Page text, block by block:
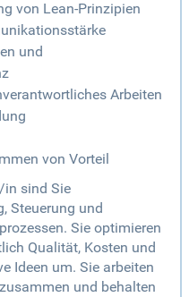
von Lean-Prinzipien
und
Arbeiten
von Vorteil
in sind Sie
Steuerung und
Sie optimieren
Qualität, Kosten und
Ideen um. Sie arbeiten
und behalten